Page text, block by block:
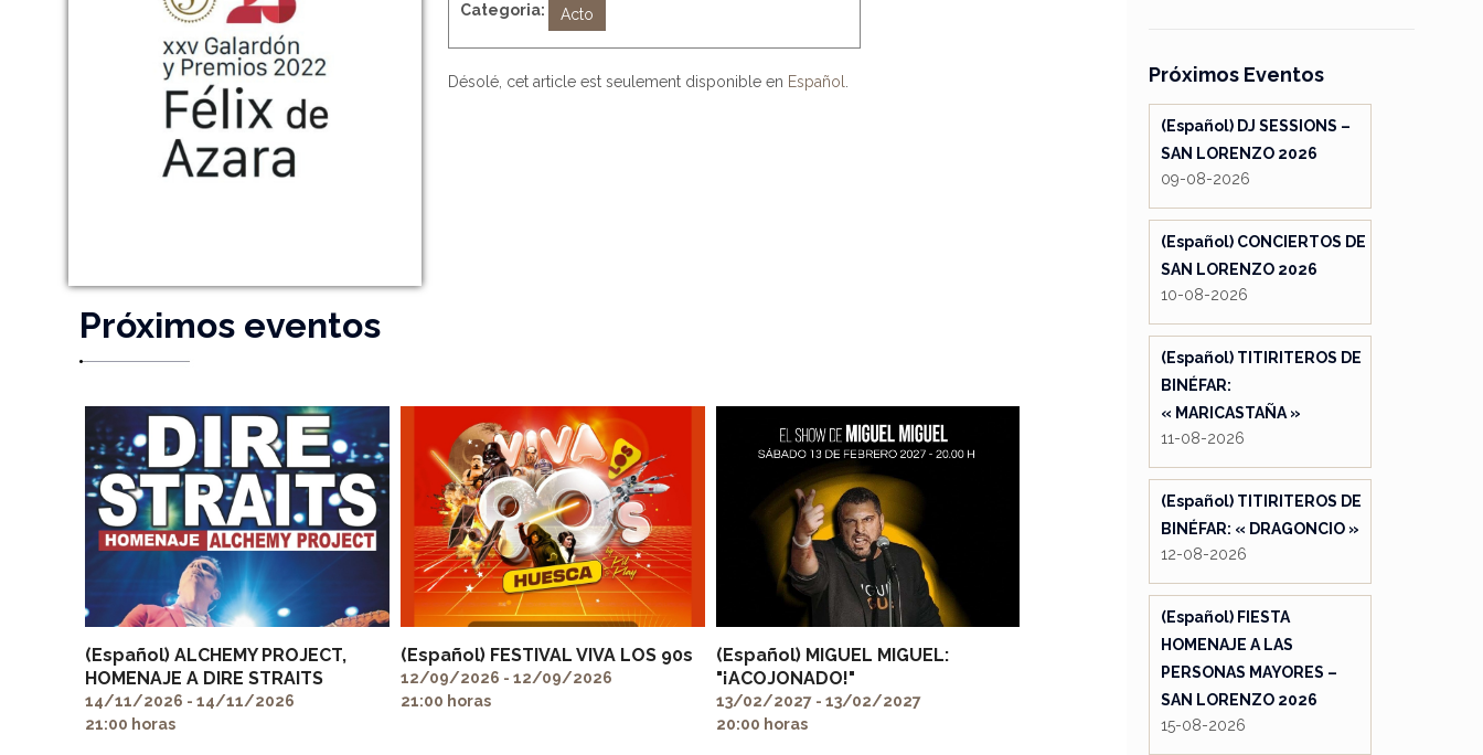
Categoria:
Acto
Désolé, cet article est seulement disponible en Español
Próximos eventos
(Español) ALCHEMY PROJECT,
HOMENAJE A DIRE STRAITS
14/11/2026 - 14/11/2026
21:00 horas
(Español) FESTIVAL VIVA LOS 90s
12/09/2026 - 12/09/2026
21:00 horas
(Español) MIGUEL MIGUEL:
"¡ACOJONADO!"
13/02/2027 - 13/02/2027
20:00 horas
Próximos Eventos
(Español) DJ SESSIONS –
SAN LORENZO 2026
09-08-2026
(Español) CONCIERTOS DE
SAN LORENZO 2026
10-08-2026
(Español) TITIRITEROS DE
BINÉFAR:
« MARICASTAÑA »
11-08-2026
(Español) TITIRITEROS DE
BINÉFAR: « DRAGONCIO »
12-08-2026
(Español) FIESTA
HOMENAJE A LAS
PERSONAS MAYORES –
SAN LORENZO 2026
15-08-2026